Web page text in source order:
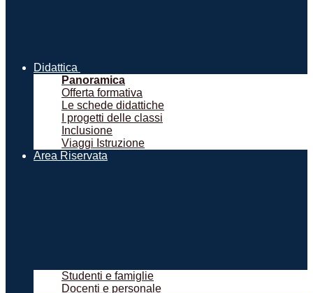
Didattica
Panoramica
Offerta formativa
Le schede didattiche
I progetti delle classi
Inclusione
Viaggi Istruzione
Area Riservata
Studenti e famiglie
Docenti e personale